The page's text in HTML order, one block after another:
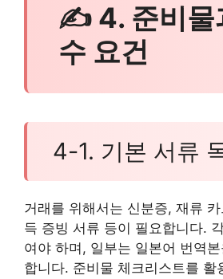
✍ 4. 준비물
수 요건
4-1. 기본 서류
거래를 위해서는 신분증, 재류
득 증빙 서류 등이 필요합니다.
여야 하며, 일부는 일본어 번역
합니다. 준비물 체크리스트를 활